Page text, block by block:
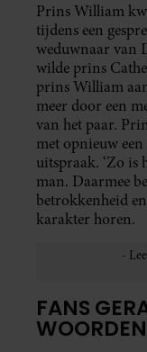
Prins William
tijdens een
weduwnaar van
wilde prins
prins William
meer door een
van het paar.
met opnieuw
uitspraak. ‘Zo is
man. Daarmee
betrokkenheid
karakter horen.
FANS
WOORDEN